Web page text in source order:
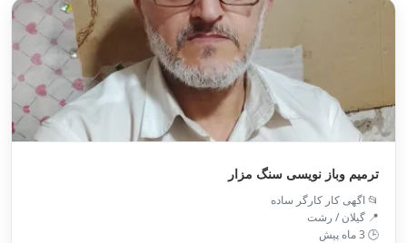
ترمیم وباز نویسی سنگ مزار
📂 اگهی کار کارگر ساده
📍 گیلان / رشت
🕒 3 ماه پیش